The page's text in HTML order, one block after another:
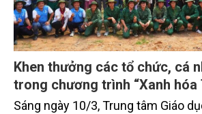
Khen thưởng các tổ chức, cá
trong chương trình “Xanh hóa
Sáng ngày 10/3, Trung tâm Giáo